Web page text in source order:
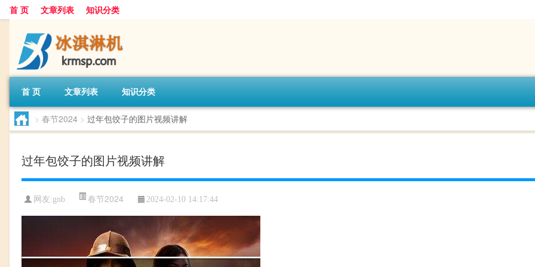
首 页 文章列表 知识分类
首 页 文章列表 知识分类
> 春节2024 > 过年包饺子的图片视频讲解
过年包饺子的图片视频讲解
网友:gnb 春节2024 2024-02-10 14:17:44